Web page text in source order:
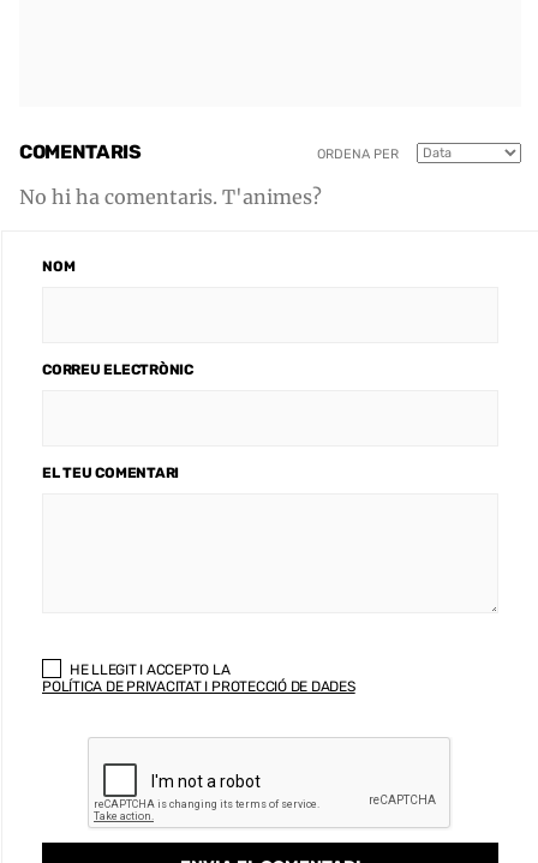
COMENTARIS ORDENA PER
No hi ha comentaris. T'animes?
NOM
CORREU ELECTRÒNIC
EL TEU COMENTARI
HE LLEGIT I ACCEPTO LA
POLÍTICA DE PRIVACITAT I PROTECCIÓ DE DADES